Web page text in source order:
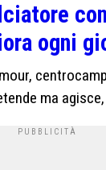
ogni
ma